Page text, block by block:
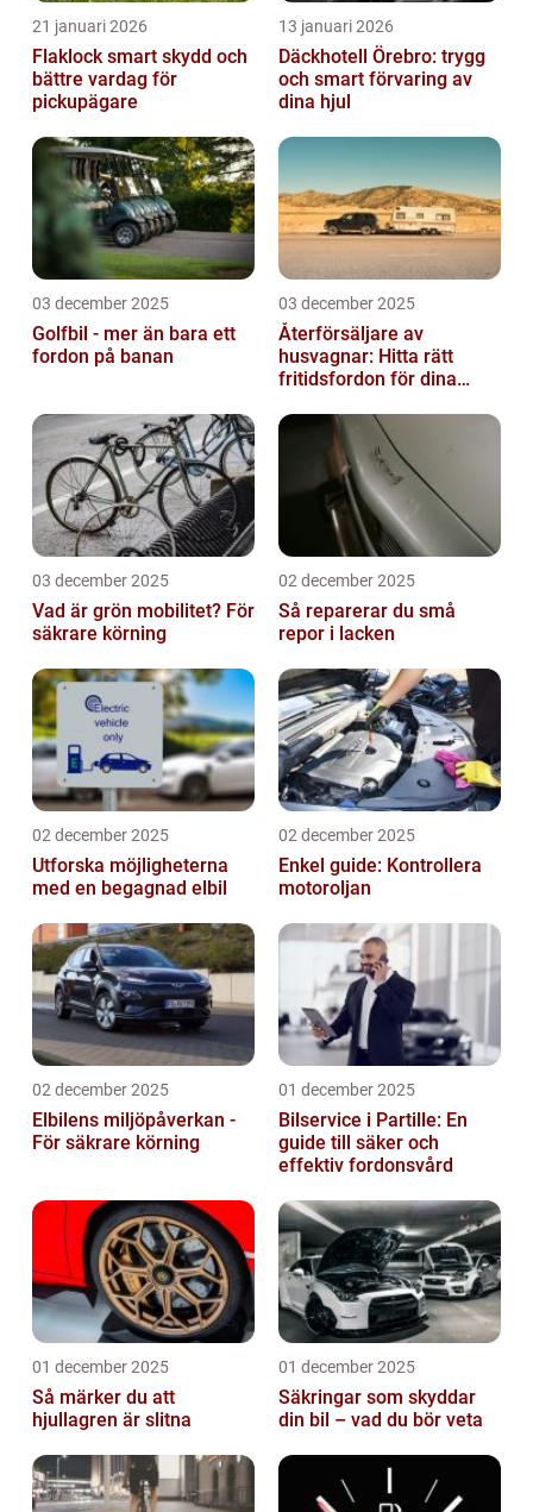
21 januari 2026
Flaklock smart skydd och
bättre vardag för
pickupägare
13 januari 2026
Däckhotell Örebro: trygg
och smart förvaring av
dina hjul
03 december 2025
Golfbil - mer än bara ett
fordon på banan
03 december 2025
Återförsäljare av
husvagnar: Hitta rätt
fritidsfordon för dina
03 december 2025
Vad är grön mobilitet? För
säkrare körning
02 december 2025
Så reparerar du små
repor i lacken
02 december 2025
Utforska möjligheterna
med en begagnad elbil
02 december 2025
Enkel guide: Kontrollera
motoroljan
02 december 2025
Elbilens miljöpåverkan -
För säkrare körning
01 december 2025
Bilservice i Partille: En
guide till säker och
effektiv fordonsvård
01 december 2025
Så märker du att
hjullagren är slitna
01 december 2025
Säkringar som skyddar
din bil – vad du bör veta